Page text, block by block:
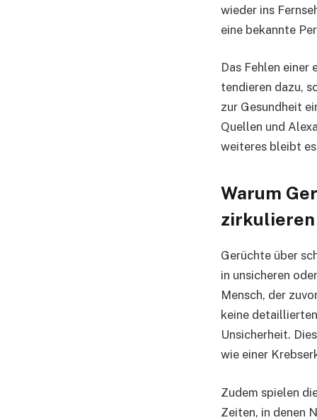
wieder ins
eine bekannte
Das Fehlen
tendieren dazu,
zur Gesundheit
Quellen und
weiteres bleibt
Warum
zirkulieren
Gerüchte über
in unsicheren
Mensch, der
keine
Unsicherheit.
wie einer
Zudem spielen
Zeiten, in denen